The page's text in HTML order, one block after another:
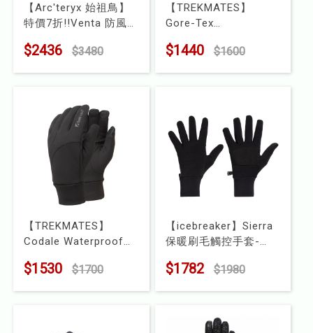
【Arc'teryx 始祖鳥】
特價7折!!Venta 防風手
型號 : X000009934
$2436 $3480
【TREKMATES】
Gore-Tex
Gloves 防風保暖手套
$1440 $1600
【TREKMATES】
Codale Waterproof
型號 : TM006307
$1530 $1700
【icebreaker】Sierra
保暖刷毛觸控手套-
型號 : IB104829
$1782 $1980